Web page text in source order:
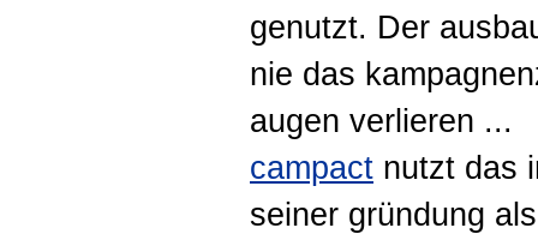
genutzt. Der
nie das
augen verlieren ...
campact nutzt das
seiner gründung als